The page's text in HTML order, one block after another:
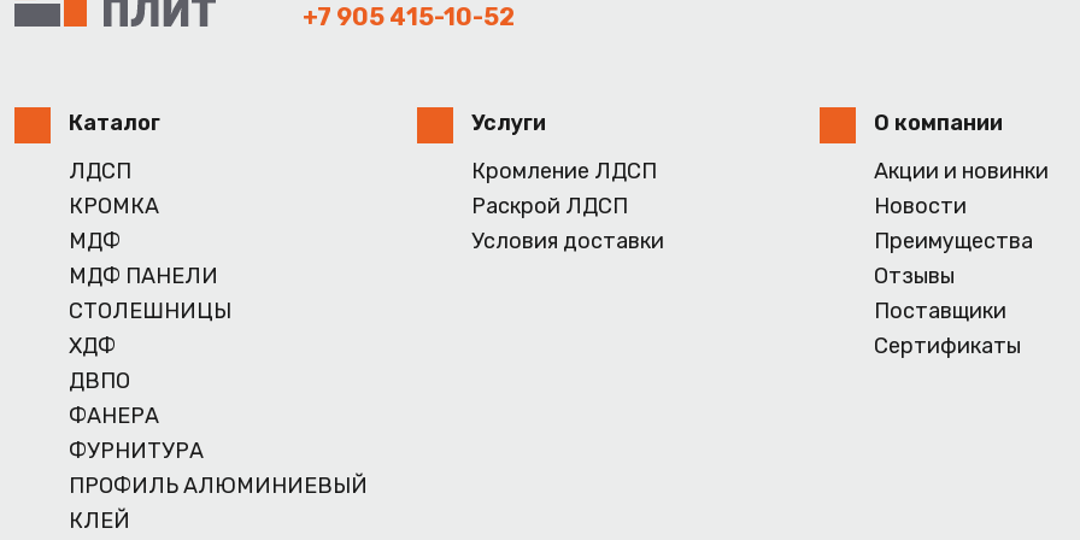
+7 905 415-10-52
Каталог
ЛДСП
КРОМКА
МДФ
МДФ ПАНЕЛИ
СТОЛЕШНИЦЫ
ХДФ
ДВПО
ФАНЕРА
ФУРНИТУРА
ПРОФИЛЬ АЛЮМИНИЕВЫЙ
КЛЕЙ
Услуги
Кромление ЛДСП
Раскрой ЛДСП
Условия доставки
О компании
Акции и новинки
Новости
Преимущества
Отзывы
Поставщики
Сертификаты